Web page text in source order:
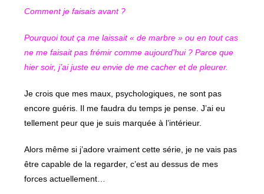
Comment je faisais avant ?
Pourquoi tout ça me laissait « de marbre » ou en tout cas
ne me faisait pas frémir comme aujourd’hui ? Parce que
hier soir, j’ai juste eu envie de me cacher et de pleurer.
Je crois que mes maux, psychologiques, ne sont pas
encore guéris. Il me faudra du temps je pense. J’ai eu
tellement peur que je suis marquée à l’intérieur.
Alors même si j’adore vraiment cette série, je ne vais pas
être capable de la regarder, c’est au dessus de mes
forces actuellement…